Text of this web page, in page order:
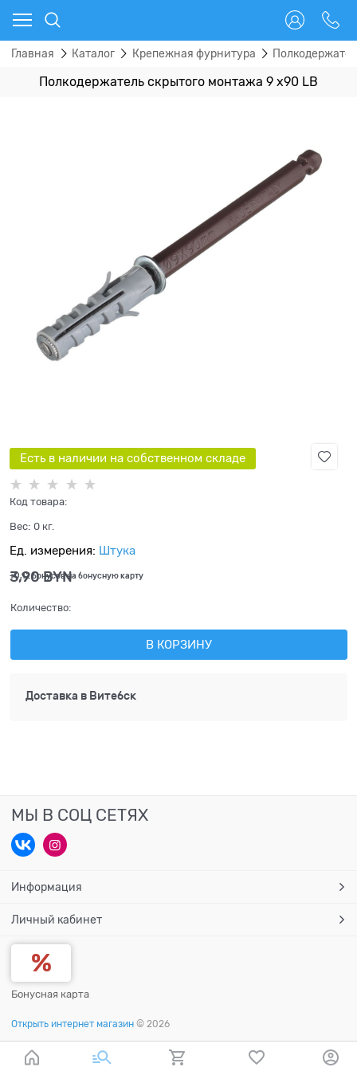
Главная Каталог Крепежная фурнитура
Полкодержатель скрытого монтажа 9 х90 LB
Есть в наличии на собственном складе
Код товара:
Вес: 0 кг.
Ед. измерения: Штука
3,90 BYN
+0,12 бонусов на бонусную карту
Количество:
В КОРЗИНУ
Доставка в Витебск
МЫ В СОЦ СЕТЯХ
Информация
Личный кабинет
Бонусная карта
Открыть интернет магазин © 2026